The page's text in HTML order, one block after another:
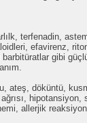
terfenadin,
efavirenz,
gibi
ateş, döküntü,
allerjik